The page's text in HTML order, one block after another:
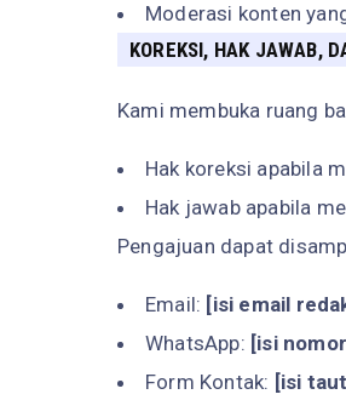
Moderasi konten
KOREKSI, HAK JAWAB,
Kami membuka ruang
Hak koreksi apabila
Hak jawab apabila
Pengajuan dapat
Email: [isi email
WhatsApp: [isi
Form Kontak: [isi